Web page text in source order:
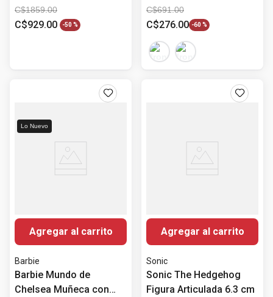
Sonic
C$1859.00
C$929.00 -50 %
C$691.00
C$276.00 -60 %
Lo Nuevo
Agregar al carrito
Barbie
Barbie Mundo de
Chelsea Muñeca con
Agregar al carrito
Sonic
Sonic The Hedgehog
Figura Articulada 6.3 cm